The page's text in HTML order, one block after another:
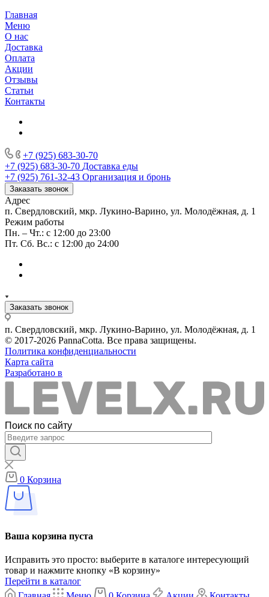
Главная
Меню
О нас
Доставка
Оплата
Акции
Отзывы
Статьи
Контакты
+7 (925) 683-30-70
+7 (925) 683-30-70 Доставка еды
+7 (925) 761-32-43 Организация и бронь
Заказать звонок
Адрес
п. Свердловский, мкр. Лукино-Варино, ул. Молодёжная, д. 1
Режим работы
Пн. – Чт.: с 12:00 до 23:00
Пт. Сб. Вс.: с 12:00 до 24:00
Заказать звонок
п. Свердловский, мкр. Лукино-Варино, ул. Молодёжная, д. 1
© 2017-2026 PannaCotta. Все права защищены.
Политика конфиденциальности
Карта сайта
Разработано в
Поиск по сайту
0 Корзина
Ваша корзина пуста
Исправить это просто: выберите в каталоге интересующий
товар и нажмите кнопку «В корзину»
Перейти в каталог